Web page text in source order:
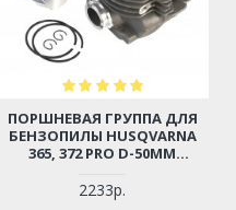
ПОРШНЕВАЯ ГРУППА ДЛЯ
БЕНЗОПИЛЫ HUSQVARNA
365, 372 PRO D-50ММ
2233р.